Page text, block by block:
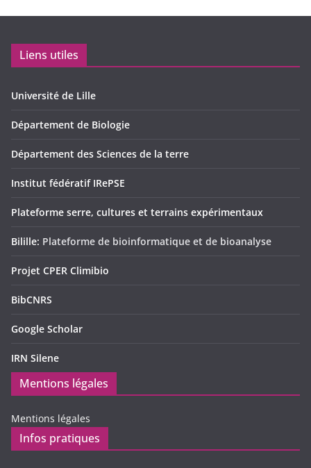
Liens utiles
Université de Lille
Département de Biologie
Département des Sciences de la terre
Institut fédératif IRePSE
Plateforme serre, cultures et terrains expérimentaux
Bilille: Plateforme de bioinformatique et de bioanalyse
Projet CPER Climibio
BibCNRS
Google Scholar
IRN Silene
Mentions légales
Mentions légales
Infos pratiques